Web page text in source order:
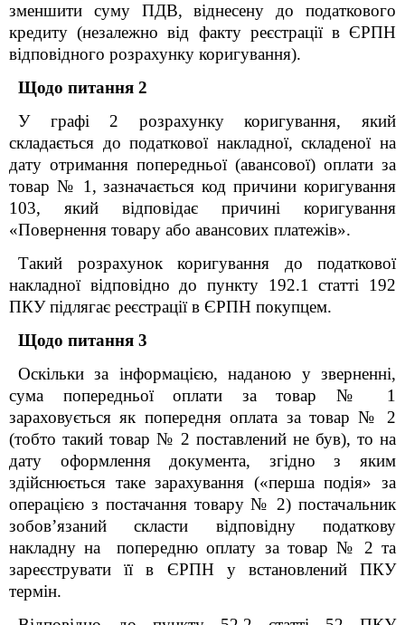
зменшити суму ПДВ, віднесену до податкового
кредиту (незалежно від факту реєстрації в ЄРПН
відповідного розрахунку коригування).
Щодо питання 2
У графі 2 розрахунку коригування, який
складається до податкової накладної, складеної на
дату отримання попередньої (авансової) оплати за
товар № 1, зазначається код причини коригування
103, який відповідає причині коригування
«Повернення товару або авансових платежів».
Такий розрахунок коригування до податкової
накладної відповідно до пункту 192.1 статті 192
ПКУ підлягає реєстрації в ЄРПН покупцем.
Щодо питання 3
Оскільки за інформацією, наданою у зверненні,
сума попередньої оплати за товар № 1
зараховується як попередня оплата за товар № 2
(тобто такий товар № 2 поставлений не був), то на
дату оформлення документа, згідно з яким
здійснюється таке зарахування («перша подія» за
операцією з постачання товару № 2) постачальник
зобов’язаний скласти відповідну податкову
накладну на попередню оплату за товар № 2 та
зареєструвати її в ЄРПН у встановлений ПКУ
термін.